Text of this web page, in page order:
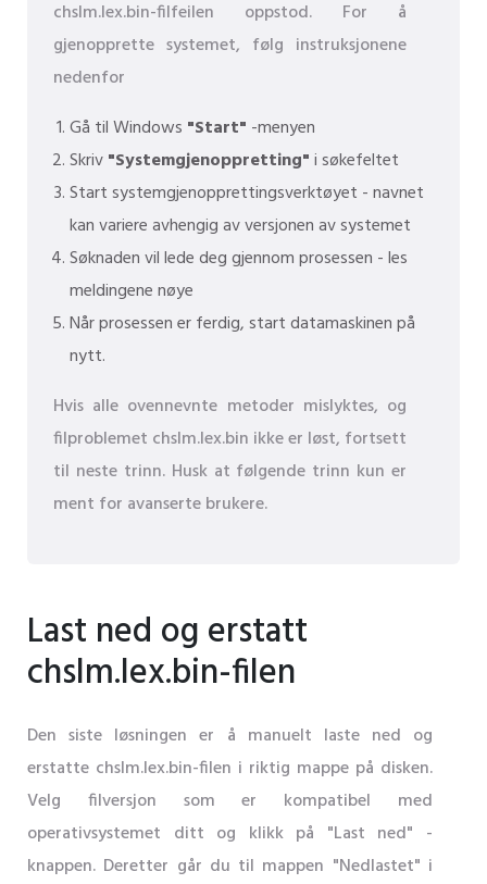
chslm.lex.bin-filfeilen oppstod. For å
gjenopprette systemet, følg instruksjonene
nedenfor
Gå til Windows "Start" -menyen
Skriv"Systemgjenoppretting"i søkefeltet
Start systemgjenopprettingsverktøyet - navnet
kan variere avhengig av versjonen av systemet
Søknaden vil lede deg gjennom prosessen - les
meldingene nøye
Når prosessen er ferdig, start datamaskinen på
nytt.
Hvis alle ovennevnte metoder mislyktes, og
filproblemet chslm.lex.bin ikke er løst, fortsett
til neste trinn. Husk at følgende trinn kun er
ment for avanserte brukere.
Last ned og erstatt
chslm.lex.bin-filen
Den siste løsningen er å manuelt laste ned og
erstatte chslm.lex.bin-filen i riktig mappe på disken.
Velg filversjon som er kompatibel med
operativsystemet ditt og klikk på "Last ned" -
knappen. Deretter går du til mappen "Nedlastet" i